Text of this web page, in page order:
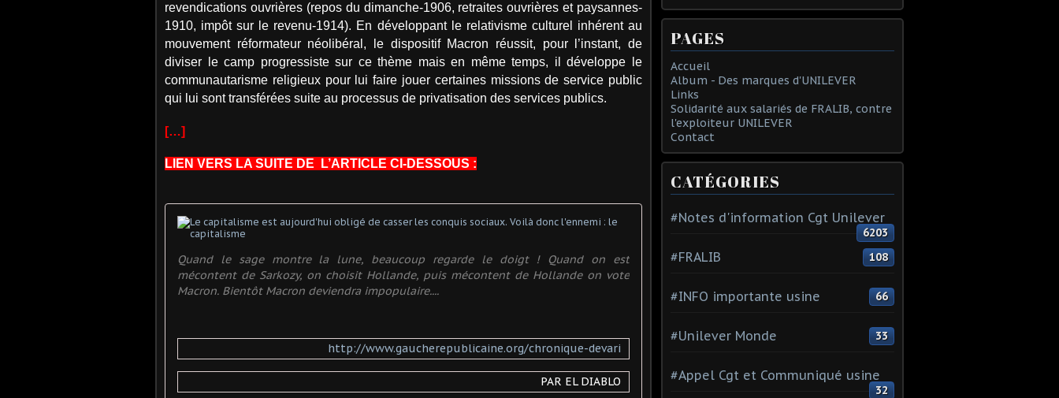
revendications ouvrières (repos du dimanche-1906, retraites ouvrières et paysannes-
1910, impôt sur le revenu-1914). En développant le relativisme culturel inhérent au
mouvement réformateur néolibéral, le dispositif Macron réussit, pour l’instant, de
diviser le camp progressiste sur ce thème mais en même temps, il développe le
communautarisme religieux pour lui faire jouer certaines missions de service public
qui lui sont transférées suite au processus de privatisation des services publics.
[…]
LIEN VERS LA SUITE DE L’ARTICLE CI-DESSOUS :
Le capitalisme est aujourd'hui obligé de casser les conquis
Quand le sage montre la lune, beaucoup regarde le doigt ! Quand on est
mécontent de Sarkozy, on choisit Hollande, puis mécontent de Hollande on vote
Macron. Bientôt Macron deviendra impopulaire....
http://www.gaucherepublicaine.org/chronique-devari
PAR EL DIABLO
PAGES
Accueil
Album - Des marques d'UNILEVER
Links
Solidarité aux salariés de FRALIB, contre
l'exploiteur UNILEVER
Contact
CATÉGORIES
#Notes d'information Cgt Unilever
6203
#FRALIB 108
#INFO importante usine 66
#Unilever Monde 33
#Appel Cgt et Communiqué usine
32